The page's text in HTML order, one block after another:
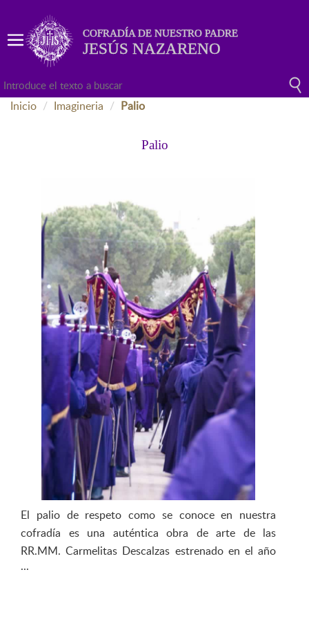
COFRADÍA DE NUESTRO PADRE
JESÚS NAZARENO
Inicio Imagineria Palio
Palio
El palio de respeto como se conoce en nuestra
cofradía es una auténtica obra de arte de las
RR.MM. Carmelitas Descalzas estrenado en el año
1951 siendo realizado en terciopelo morado con